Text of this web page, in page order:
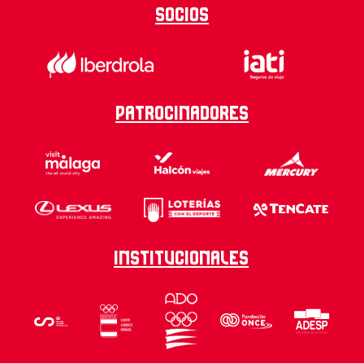
Socios
Patrocinadores
Institucionales